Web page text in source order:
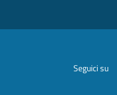
Seguici su